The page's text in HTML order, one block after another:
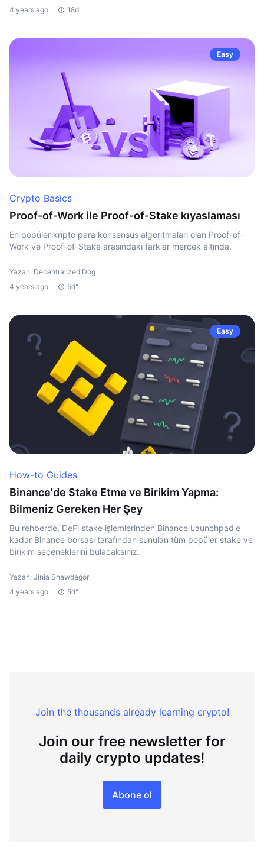
4 years ago
18d"
Easy
Crypto Basics
Proof-of-Work ile Proof-of-Stake kıyaslaması
En popüler kripto para konsensüs algoritmaları olan Proof-of-
Work ve Proof-of-Stake arasındaki farklar mercek altında.
Yazan: Decentralized Dog
4 years ago
5d"
Easy
How-to Guides
Binance'de Stake Etme ve Birikim Yapma:
Bilmeniz Gereken Her Şey
Bu rehberde, DeFi stake işlemlerinden Binance Launchpad'e
kadar Binance borsası tarafından sunulan tüm popüler stake ve
birikim seçeneklerini bulacaksınız.
Yazan: Jinia Shawdagor
4 years ago
5d"
Join the thousands already learning crypto!
Join our free newsletter for
daily crypto updates!
Abone ol